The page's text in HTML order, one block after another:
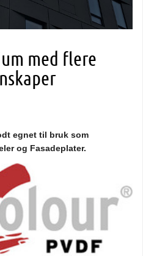
med flere
egnet til bruk som
og Fasadeplater.